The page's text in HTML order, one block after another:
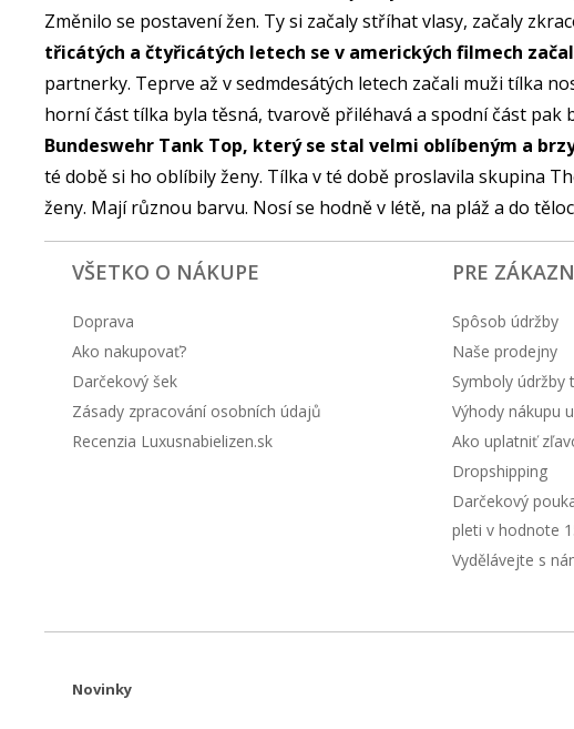
Změnilo se postavení žen. Ty si začaly stříhat vlasy, začaly
třicátých a čtyřicátých letech se v amerických filmech
partnerky. Teprve až v sedmdesátých letech začali muži tílka
horní část tílka byla těsná, tvarově přiléhavá a spodní část pak
Bundeswehr Tank Top, který se stal velmi oblíbeným a
té době si ho oblíbily ženy. Tílka v té době proslavila skupina
ženy. Mají různou barvu. Nosí se hodně v létě, na pláž a do
VŠETKO O NÁKUPE
Doprava
Ako nakupovať?
Darčekový šek
Zásady zpracování osobních údajů
Recenzia Luxusnabielizen.sk
PRE
Spôsob údržby
Naše prodejny
Symboly údržby
Výhody nákupu
Ako uplatniť
Dropshipping
Darčekový
pleti v hodnote
Vydělávejte s
Novinky